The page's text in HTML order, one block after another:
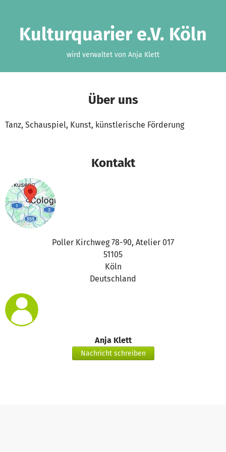
Kulturquarier e.V. Köln
wird verwaltet von Anja Klett
Über uns
Tanz, Schauspiel, Kunst, künstlerische Förderung
Kontakt
Poller Kirchweg 78-90, Atelier 017
51105
Köln
Deutschland
Anja Klett
Nachricht schreiben